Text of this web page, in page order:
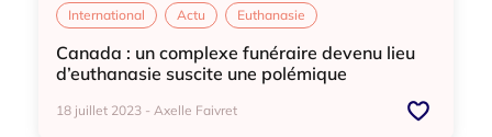
International Actu Euthanasie
Canada : un complexe funéraire devenu lieu
d’euthanasie suscite une polémique
18 juillet 2023 - Axelle Faivret